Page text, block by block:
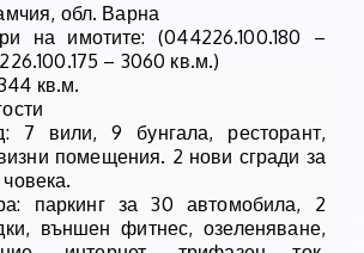
обл. Варна
на имотите: (044226.100.180 –
– 3060 кв.м.)
кв.м.
7 вили, 9 бунгала, ресторант,
помещения. 2 нови сгради за
паркинг за 30 автомобила, 2
външен фитнес, озеленяване,